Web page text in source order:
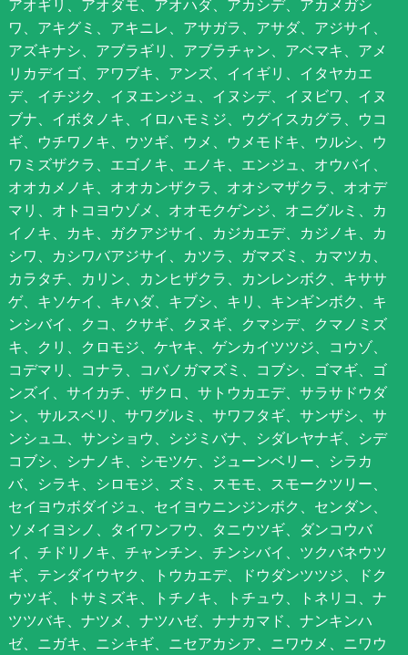
アオギリ、アオダモ、アオハダ、アカシデ、アカメガシ
ワ、アキグミ、アキニレ、アサガラ、アサダ、アジサイ、
アズキナシ、アブラギリ、アブラチャン、アベマキ、アメ
リカデイゴ、アワブキ、アンズ、イイギリ、イタヤカエ
デ、イチジク、イヌエンジュ、イヌシデ、イヌビワ、イヌ
ブナ、イボタノキ、イロハモミジ、ウグイスカグラ、ウコ
ギ、ウチワノキ、ウツギ、ウメ、ウメモドキ、ウルシ、ウ
ワミズザクラ、エゴノキ、エノキ、エンジュ、オウバイ、
オオカメノキ、オオカンザクラ、オオシマザクラ、オオデ
マリ、オトコヨウゾメ、オオモクゲンジ、オニグルミ、カ
イノキ、カキ、ガクアジサイ、カジカエデ、カジノキ、カ
シワ、カシワバアジサイ、カツラ、ガマズミ、カマツカ、
カラタチ、カリン、カンヒザクラ、カンレンボク、キササ
ゲ、キソケイ、キハダ、キブシ、キリ、キンギンボク、キ
ンシバイ、クコ、クサギ、クヌギ、クマシデ、クマノミズ
キ、クリ、クロモジ、ケヤキ、ゲンカイツツジ、コウゾ、
コデマリ、コナラ、コバノガマズミ、コブシ、ゴマギ、ゴ
ンズイ、サイカチ、ザクロ、サトウカエデ、サラサドウダ
ン、サルスベリ、サワグルミ、サワフタギ、サンザシ、サ
ンシュユ、サンショウ、シジミバナ、シダレヤナギ、シデ
コブシ、シナノキ、シモツケ、ジューンベリー、シラカ
バ、シラキ、シロモジ、ズミ、スモモ、スモークツリー、
セイヨウボダイジュ、セイヨウニンジンボク、センダン、
ソメイヨシノ、タイワンフウ、タニウツギ、ダンコウバ
イ、チドリノキ、チャンチン、チンシバイ、ツクバネウツ
ギ、テンダイウヤク、トウカエデ、ドウダンツツジ、ドク
ウツギ、トサミズキ、トチノキ、トチュウ、トネリコ、ナ
ツツバキ、ナツメ、ナツハゼ、ナナカマド、ナンキンハ
ゼ、ニガキ、ニシキギ、ニセアカシア、ニワウメ、ニワウ